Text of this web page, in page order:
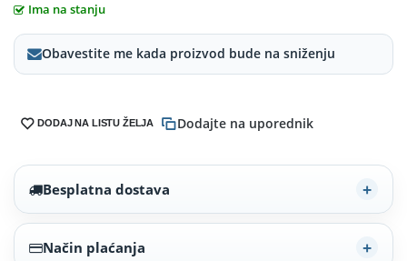
Ima na stanju
Obavestite me kada proizvod bude na sniženju
DODAJ NA LISTU ŽELJA Dodajte na uporednik
Besplatna dostava
Način plaćanja